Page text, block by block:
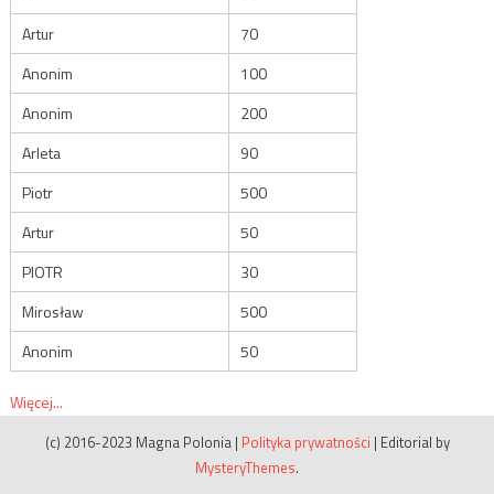
Artur
70
Anonim
100
Anonim
200
Arleta
90
Piotr
500
Artur
50
PIOTR
30
Mirosław
500
Anonim
50
Więcej...
(c) 2016-2023 Magna Polonia | Polityka prywatności | Editorial by
MysteryThemes.